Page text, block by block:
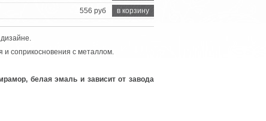
в корзину
556 руб
соприкосновения с металлом.
белая эмаль и зависит от завода